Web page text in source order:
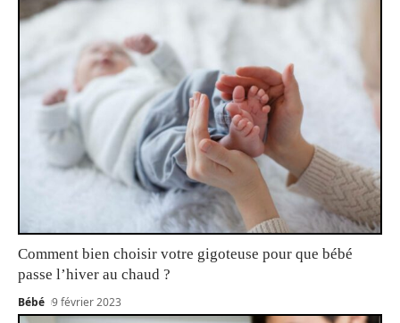
Comment bien choisir votre gigoteuse pour que bébé
passe l’hiver au chaud ?
Bébé 9 février 2023